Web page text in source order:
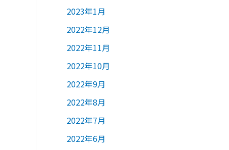
2023年1月
2022年12月
2022年11月
2022年10月
2022年9月
2022年8月
2022年7月
2022年6月